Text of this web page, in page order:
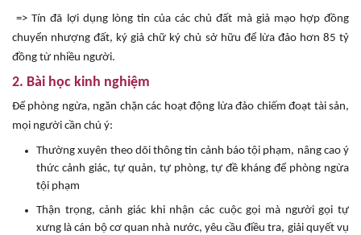
=> Tín đã lợi dụng lòng tin của các chủ đất mà giả mạo hợp đồng
chuyển nhượng đất, ký giả chữ ký chủ sở hữu để lừa đảo hơn 85 tỷ
đồng từ nhiều người.
2. Bài học kinh nghiệm
Để phòng ngừa, ngăn chặn các hoạt động lừa đảo chiếm đoạt tài sản,
mọi người cần chú ý:
Thường xuyên theo dõi thông tin cảnh báo tội phạm, nâng cao ý
thức cảnh giác, tự quản, tự phòng, tự đề kháng để phòng ngừa
tội phạm
Thận trọng, cảnh giác khi nhận các cuộc gọi mà người gọi tự
xưng là cán bộ cơ quan nhà nước, yêu cầu điều tra, giải quyết vụ